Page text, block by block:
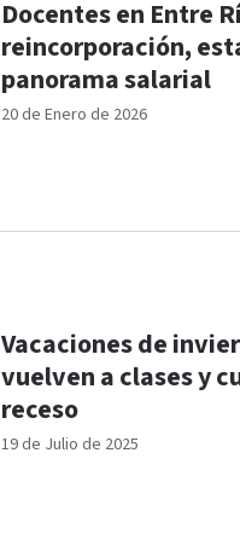
20 de Enero de 2026
Docentes en Entre
reincorporación,
panorama salarial
19 de Julio de 2025
Vacaciones de
vuelven a clases y
receso